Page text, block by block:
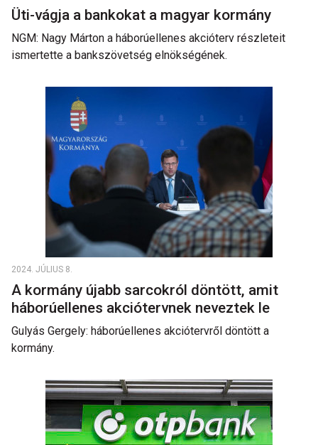
Üti-vágja a bankokat a magyar kormány
NGM: Nagy Márton a háborúellenes akcióterv részleteit
ismertette a bankszövetség elnökségének.
2024. JÚLIUS 8.
A kormány újabb sarcokról döntött, amit
háborúellenes akciótervnek neveztek le
Gulyás Gergely: háborúellenes akciótervről döntött a
kormány.